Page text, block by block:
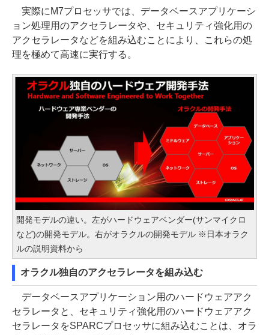
実際にM7プロセッサでは、データベースアプリケーシ
ョン処理用のアクセラレータや、セキュリティ強化用の
アクセラレータなどを組み込むことにより、これらの処
理を極めて高速に実行する。
開発モデルの違い。左がハードウェアベンダー(サンマイクロ
など)の開発モデル。右がオラクルの開発モデル ※日本オラク
ルの説明資料から
オラクル独自のアクセラレータを組み込む
データベースアプリケーション用のハードウェアアク
セラレータと、セキュリティ強化用のハードウェアアク
セラレータをSPARCプロセッサに組み込むことは、オラ